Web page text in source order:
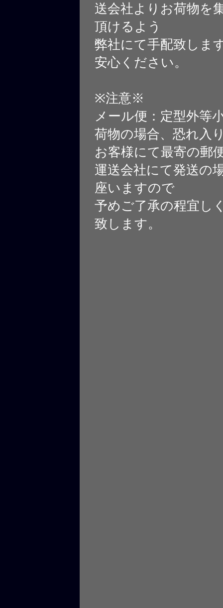
送会社よりお荷物を
頂けるよう
弊社にて手配致しま
安心ください。
※注意※
メール便：定型外等
荷物の場合、恐れ入
お客様にて最寄の郵
運送会社にて発送の
座いますので
予めご了承の程宜し
致します。